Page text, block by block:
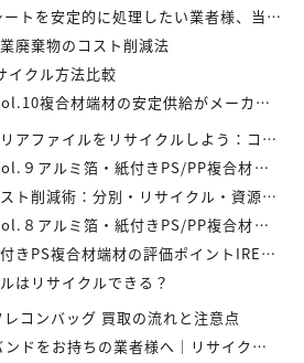
安定的に処理したい業者様、当社が買い取ります！
廃棄物のコスト削減法
イクル方法比較
合材端材の安定供給がメーカーにもたらすメリット
ルをリサイクルしよう：コストと環境負荷を同時に減らす方法
箔・紙付きPS/PP複合材端材の回収スキームと全国対応体制
減術：分別・リサイクル・資源化の徹底活用
紙付きPS/PP複合材端材をより高く評価するために現場でできること
複合材端材の評価ポイントIREXコラム vol.7
はリサイクルできる？
コンバッグ 買取の流れと注意点
お持ちの業者様へ｜リサイクル・買取対応中